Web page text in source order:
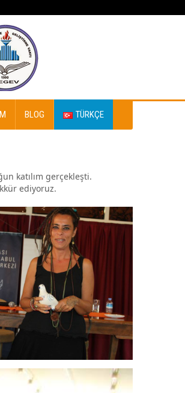
BLOG TÜRKÇE
katılım gerçekleşti.
ediyoruz.